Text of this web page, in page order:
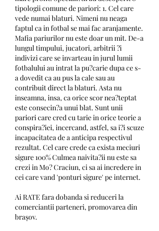
tipologii comune de pariori: 1. Cel care
vede numai blaturi. Nimeni nu neaga
faptul ca in fotbal se mai fac aranjamente.
Mafia pariurilor nu este doar un mit. De-a
lungul timpului, jucatori, arbitrii ?i
indivizi care se invarteau in jurul lumii
fotbalului au intrat la pu?carie dupa ce s-
a dovedit ca au pus la cale sau au
contribuit direct la blaturi. Asta nu
inseamna, insa, ca orice scor nea?teptat
este consecin?a unui blat. Sunt unii
pariori care cred cu tarie in orice teorie a
conspira?iei, incercand, astfel, sa i?i scuze
incapacitatea de a anticipa respectivul
rezultat. Cel care crede ca exista meciuri
sigure 100% Culmea naivita?ii nu este sa
crezi in Mo? Craciun, ci sa ai incredere in
cei care vand 'ponturi sigure' pe internet.
Ai RATE fara dobanda si reduceri la
comerciantii parteneri, promovarea din
brașov.